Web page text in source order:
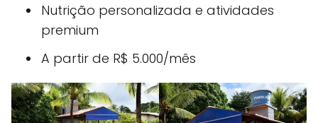
Nutrição personalizada e atividades
premium
A partir de R$ 5.000/mês